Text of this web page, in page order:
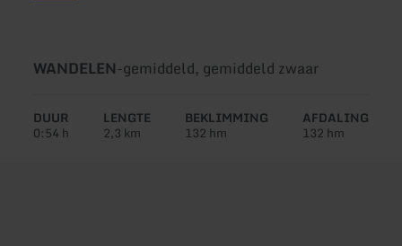
Soort
WANDELEN-Moeilijkheidsgraad:
gemiddeld, gemiddeld zwaar
DUUR
0:54 h
LENGTE
2,3 km
BEKLIMMING
132 hm
AFDALING
132 hm